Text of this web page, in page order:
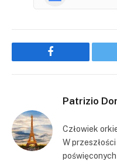
Facebook
Patrizio
Człowiek
W